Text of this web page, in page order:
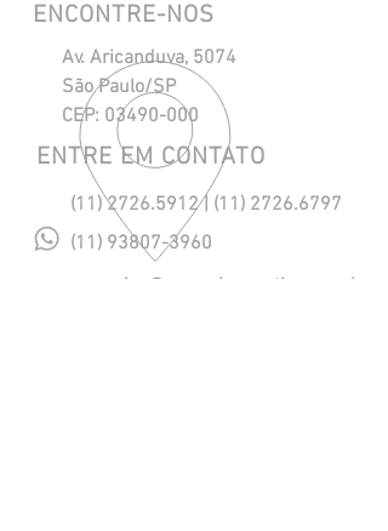
ENCONTRE-NOS
Av. Aricanduva, 5074
São Paulo/SP
CEP: 03490-000
ENTRE EM CONTATO
(11) 2726.5912| (11) 2726.6797
(11) 93807-3960
maresias@maresiasnautica.com.br